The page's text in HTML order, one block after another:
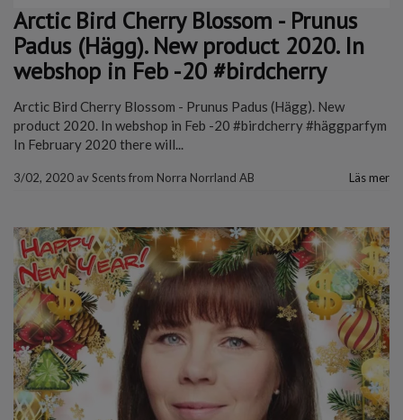
Arctic Bird Cherry Blossom - Prunus
Padus (Hägg). New product 2020. In
webshop in Feb -20 #birdcherry
Arctic Bird Cherry Blossom - Prunus Padus (Hägg). New
product 2020. In webshop in Feb -20 #birdcherry #häggparfym
In February 2020 there will...
3/02, 2020 avScents from Norra Norrland AB Läs mer